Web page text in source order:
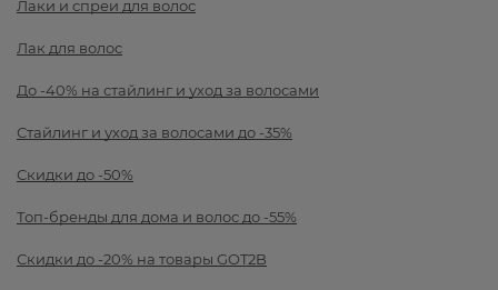
Лаки и спреи для волос
Лак для волос
До -40% на стайлинг и уход за волосами
Стайлинг и уход за волосами до -35%
Скидки до -50%
Топ-бренды для дома и волос до -55%
Скидки до -20% на товары GOT2B